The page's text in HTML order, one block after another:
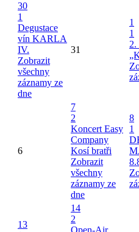
30
1
Degustace
vín KARLA
IV.
Zobrazit
všechny
záznamy ze
dne
31
1
1
2.
6
7
2
Koncert Easy
Company
Kosí bratři
Zobrazit
všechny
záznamy ze
dne
8
1
13
14
2